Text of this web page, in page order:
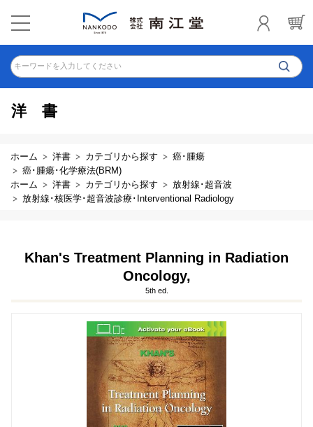
キーワードを入力してください
洋書
ホーム 洋書 カテゴリから探す
癌･腫瘍
癌･腫瘍･化学療法(BRM)
ホーム
洋書 カテゴリから探す
放射線･超音波
放射線･核医学･超音波診療･Interventional Radiology
Khan's Treatment Planning in Radiation
Oncology,
5th ed.